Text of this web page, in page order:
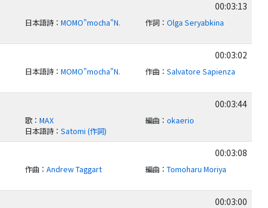
00:03:13
日本語詩 ：MOMO"mocha"N. 作詞 ：Olga Seryabkina
00:03:02
日本語詩 ：MOMO"mocha"N. 作曲 ：Salvatore Sapienza
00:03:44
歌 ：MAX 編曲 ：okaerio
日本語詩 ：Satomi (作詞)
00:03:08
作曲 ：Andrew Taggart 編曲 ：Tomoharu Moriya
00:03:00